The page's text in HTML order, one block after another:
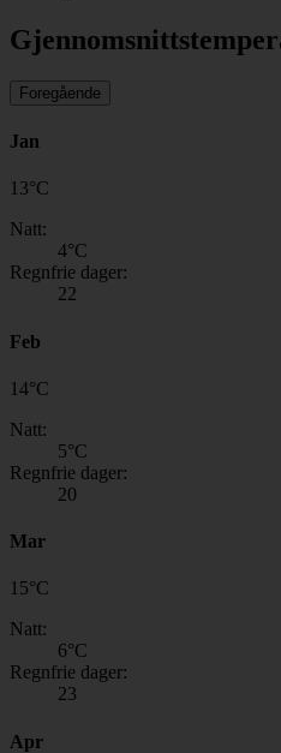
Foregående
Jan
13°C
Natt:
4°C
Regnfrie dager:
22
Feb
14°C
Natt:
5°C
Regnfrie dager:
20
Mar
15°C
Natt:
6°C
Regnfrie dager:
23
Apr